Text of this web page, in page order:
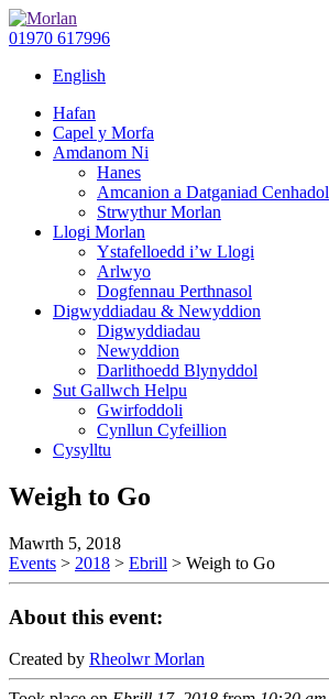
01970 617996
English
Hafan
Capel y Morfa
Amdanom Ni
Hanes
Amcanion a Datganiad Cenhadol
Strwythur Morlan
Llogi Morlan
Ystafelloedd i’w Llogi
Arlwyo
Dogfennau Perthnasol
Digwyddiadau & Newyddion
Digwyddiadau
Newyddion
Darlithoedd Blynyddol
Sut Gallwch Helpu
Gwirfoddoli
Cynllun Cyfeillion
Cysylltu
Weigh to Go
Mawrth 5, 2018
Events > 2018 > Ebrill > Weigh to Go
About this event:
Created by Rheolwr Morlan